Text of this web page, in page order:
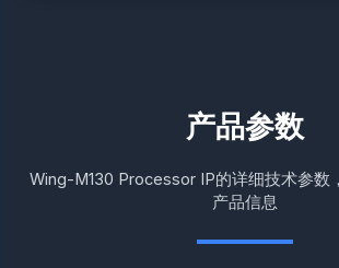
产品参数
Wing-M130 Processor IP的详细技术参数
产品信息